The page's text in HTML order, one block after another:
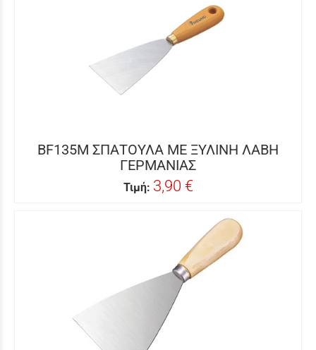
BF135M ΣΠΑΤΟΥΛΑ ΜΕ ΞΥΛΙΝΗ ΛΑΒΗ
ΓΕΡΜΑΝΙΑΣ
Τιμή: 3,90 €